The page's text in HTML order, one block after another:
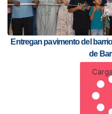
Entregan pavimento del
de